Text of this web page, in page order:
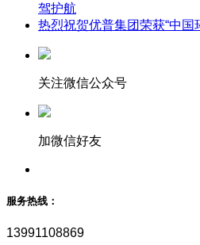
驾护航
热烈祝贺优普集团荣获“中国
关注微信公众号
加微信好友
服务热线：
13991108869